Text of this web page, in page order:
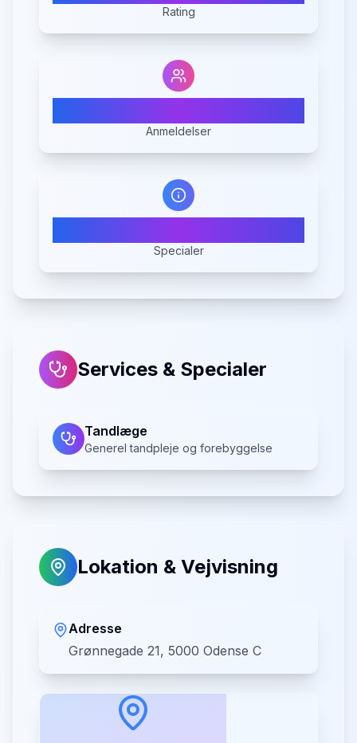
Rating
Anmeldelser
Specialer
Services & Specialer
Tandlæge
Generel tandpleje og forebyggelse
Lokation & Vejvisning
Adresse
Grønnegade 21, 5000 Odense C